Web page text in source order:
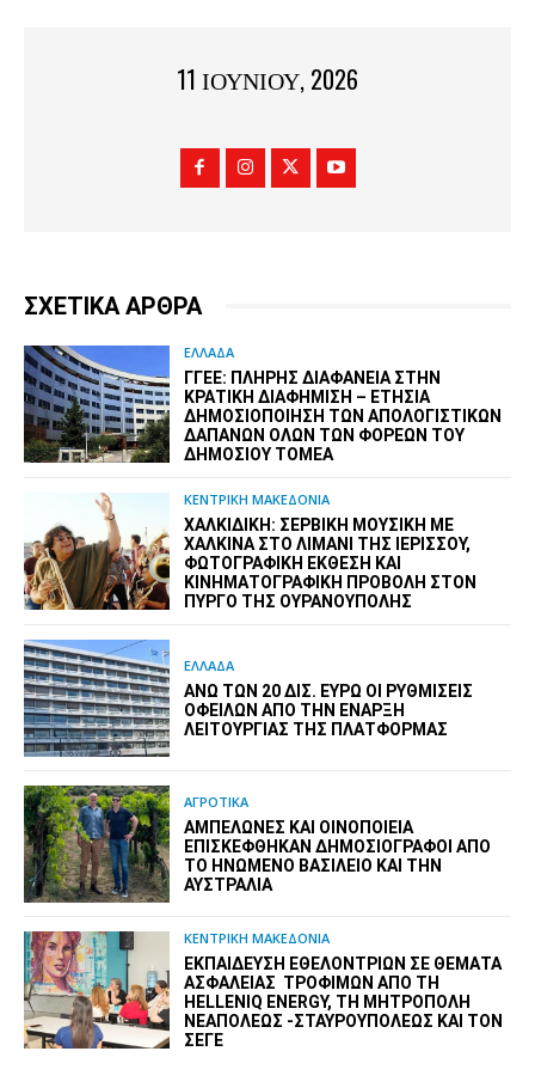
11 ΙΟΥΝΊΟΥ, 2026
ΣΧΕΤΙΚΑ ΑΡΘΡΑ
ΕΛΛΑΔΑ
ΓΓΕΕ: ΠΛΉΡΗΣ ΔΙΑΦΆΝΕΙΑ ΣΤΗΝ
ΚΡΑΤΙΚΉ ΔΙΑΦΉΜΙΣΗ – EΤΉΣΙΑ
ΔΗΜΟΣΙΟΠΟΊΗΣΗ ΤΩΝ ΑΠΟΛΟΓΙΣΤΙΚΏΝ
ΔΑΠΑΝΏΝ ΌΛΩΝ ΤΩΝ ΦΟΡΈΩΝ ΤΟΥ
ΔΗΜΟΣΊΟΥ ΤΟΜΈΑ
ΚΕΝΤΡΙΚΗ ΜΑΚΕΔΟΝΙΑ
ΧΑΛΚΙΔΙΚΉ: ΣΕΡΒΙΚΉ ΜΟΥΣΙΚΉ ΜΕ
ΧΆΛΚΙΝΑ ΣΤΟ ΛΙΜΆΝΙ ΤΗΣ ΙΕΡΙΣΣΟΎ,
ΦΩΤΟΓΡΑΦΙΚΉ ΈΚΘΕΣΗ ΚΑΙ
ΚΙΝΗΜΑΤΟΓΡΑΦΙΚΉ ΠΡΟΒΟΛΉ ΣΤΟΝ
ΠΎΡΓΟ ΤΗΣ ΟΥΡΑΝΟΎΠΟΛΗΣ
ΕΛΛΑΔΑ
ΆΝΩ ΤΩΝ 20 ΔΙΣ. ΕΥΡΏ ΟΙ ΡΥΘΜΊΣΕΙΣ
ΟΦΕΙΛΏΝ ΑΠΌ ΤΗΝ ΈΝΑΡΞΗ
ΛΕΙΤΟΥΡΓΊΑΣ ΤΗΣ ΠΛΑΤΦΌΡΜΑΣ
ΑΓΡΟΤΙΚΑ
ΑΜΠΕΛΏΝΕΣ ΚΑΙ ΟΙΝΟΠΟΙΕΊΑ
ΕΠΙΣΚΈΦΘΗΚΑΝ ΔΗΜΟΣΙΟΓΡΆΦΟΙ ΑΠΌ
ΤΟ ΗΝΩΜΈΝΟ ΒΑΣΊΛΕΙΟ ΚΑΙ ΤΗΝ
ΑΥΣΤΡΑΛΊΑ
ΚΕΝΤΡΙΚΗ ΜΑΚΕΔΟΝΙΑ
ΕΚΠΑΊΔΕΥΣΗ ΕΘΕΛΟΝΤΡΙΏΝ ΣΕ ΘΈΜΑΤΑ
ΑΣΦΆΛΕΙΑΣ ΤΡΟΦΊΜΩΝ ΑΠΌ ΤΗ
HELLENIQ ENERGY, ΤΗ ΜΗΤΡΌΠΟΛΗ
ΝΕΑΠΌΛΕΩΣ -ΣΤΑΥΡΟΥΠΌΛΕΩΣ ΚΑΙ ΤΟΝ
ΣΕΓΕ